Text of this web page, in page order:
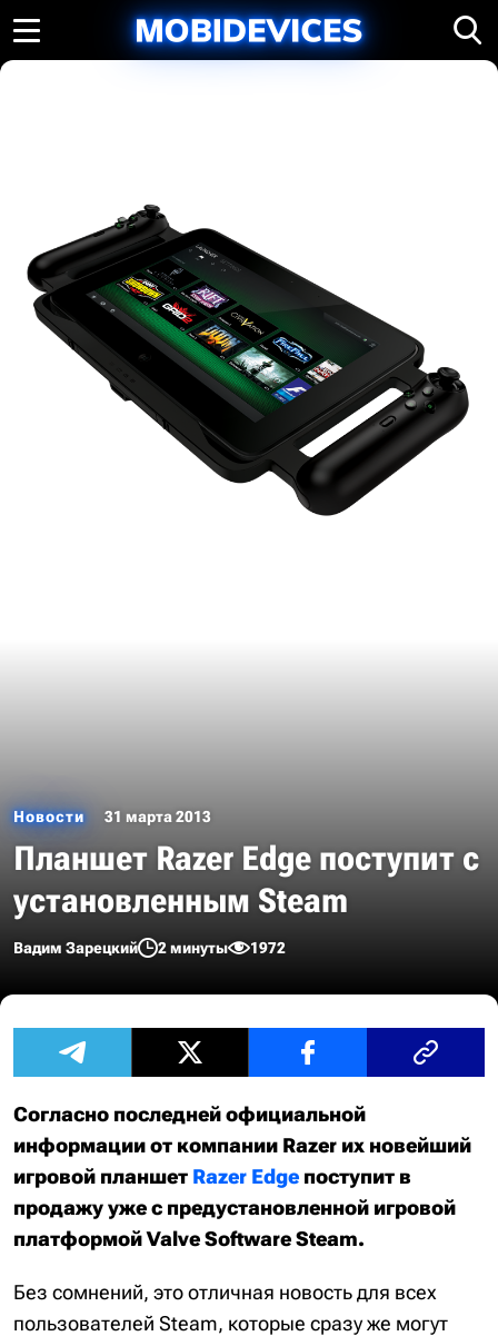
Новости 31 марта 2013
Планшет Razer Edge поступит с
установленным Steam
Вадим Зарецкий 2 минуты 1972
Согласно последней официальной
информации от компании Razer их новейший
игровой планшет Razer Edge поступит в
продажу уже с предустановленной игровой
платформой Valve Software Steam.
Без сомнений, это отличная новость для всех
пользователей Steam, которые сразу же могут